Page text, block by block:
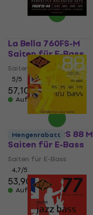
La Bella 760FS-M
Saiten für E-Bass
Saiten für E-Bass
5/5
57,10 €
Auf Lager
Rotosound RS 88 M
Saiten für E-Bass
Saiten für E-Bass
4,7/5
53,90 €
Auf Lager
Mengenrabatt